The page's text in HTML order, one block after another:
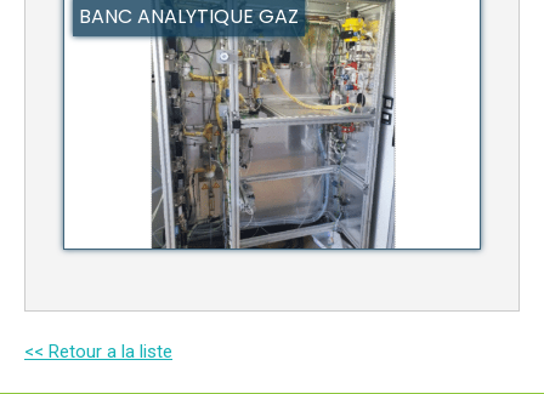
BANC ANALYTIQUE GAZ
<< Retour a la liste